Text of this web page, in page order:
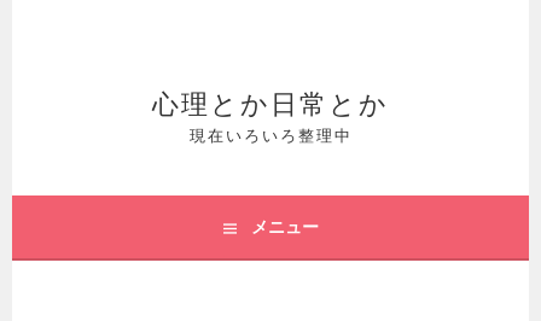
心理とか日常とか
現在いろいろ整理中
メニュー